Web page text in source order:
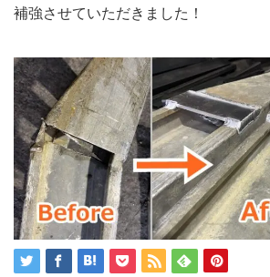
補強させていただきました！